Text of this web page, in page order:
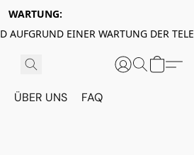
WARTUNG:
AUFGRUND EINER WARTUNG DER
ÜBER UNS FAQ